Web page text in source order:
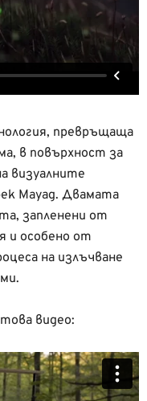
превръщаща
в повърхност за
визуалните
Мауад. Двамата
запленени от
и особено от
на излъчване
видео: